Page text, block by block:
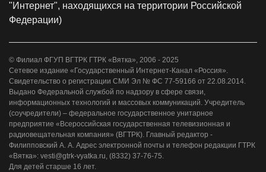
"Интернет", находящихся на территории Российской
Федерации)
© Филиал ФГУП ВГТРК ГТРК «Вятка», 2006 - 2025
Сетевое издание «Государственный Интернет-Канал «Россия».
Свидетельство о регистрации СМИ Эл № ФС 77-59166 от 22.08.2014.
Выдано Федеральной службой по надзору в сфере связи,
информационных технологий и массовых коммуникаций. Учредитель
(соучредители) – федеральное государственное унитарное
предприятие «Всероссийская государственная телевизионная и
радиовещательная компания» (ВГТРК). Главный редактор -
Филипповский А. А. Адрес электронной почты и телефон редакции ГТРК
«Вятка»: vesti@gtrk-vyatka.ru, (8332) 37-76-75.
Для детей старше 16 лет.